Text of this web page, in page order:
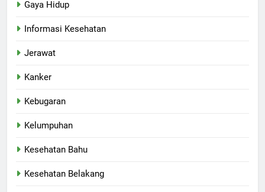
Gaya Hidup
Informasi Kesehatan
Jerawat
Kanker
Kebugaran
Kelumpuhan
Kesehatan Bahu
Kesehatan Belakang